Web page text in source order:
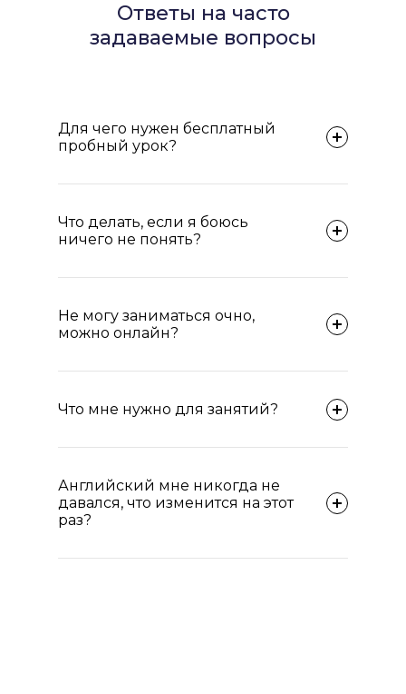
Ответы на часто
задаваемые вопросы
Для чего нужен бесплатный
пробный урок?
Что делать, если я боюсь
ничего не понять?
Не могу заниматься очно,
можно онлайн?
Что мне нужно для занятий?
Английский мне никогда не
давался, что изменится на этот
раз?